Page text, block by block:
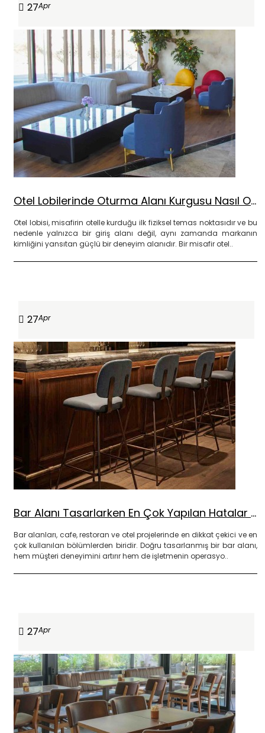
27Apr
Otel Lobilerinde Oturma Alanı Kurgusu Nasıl Olmalı?
Otel lobisi, misafirin otelle kurduğu ilk fiziksel temas noktasıdır ve bu
nedenle yalnızca bir giriş alanı değil, aynı zamanda markanın
kimliğini yansıtan güçlü bir deneyim alanıdır. Bir misafir otel..
27Apr
Bar Alanı Tasarlarken En Çok Yapılan Hatalar ve Doğru Çözümler
Bar alanları, cafe, restoran ve otel projelerinde en dikkat çekici ve en
çok kullanılan bölümlerden biridir. Doğru tasarlanmış bir bar alanı,
hem müşteri deneyimini artırır hem de işletmenin operasyo..
27Apr